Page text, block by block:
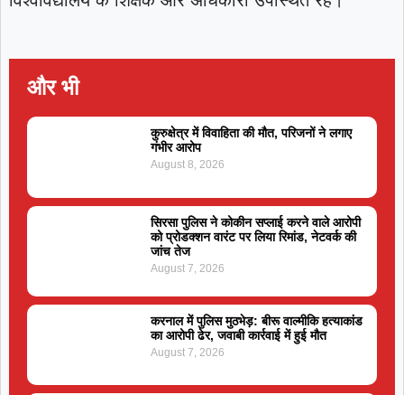
और भी
कुरुक्षेत्र में विवाहिता की मौत, परिजनों ने लगाए
गंभीर आरोप
August 8, 2026
सिरसा पुलिस ने कोकीन सप्लाई करने वाले आरोपी
को प्रोडक्शन वारंट पर लिया रिमांड, नेटवर्क की
जांच तेज
August 7, 2026
करनाल में पुलिस मुठभेड़: बीरू वाल्मीकि हत्याकांड
का आरोपी ढेर, जवाबी कार्रवाई में हुई मौत
August 7, 2026